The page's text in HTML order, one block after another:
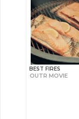
BEST FIRES
OUTR MOVIE